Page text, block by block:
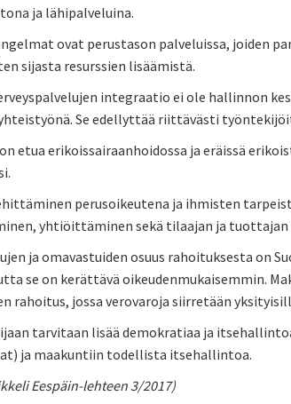
ja lähipalveluina.
ovat perustason palveluissa, joiden
sijasta resurssien lisäämistä.
integraatio ei ole hallinnon
Se edellyttää riittävästi
etua erikoissairaanhoidossa ja eräissä
perusoikeutena ja ihmisten
yhtiöittäminen sekä tilaajan ja
ja omavastuiden osuus rahoituksesta on
se on kerättävä oikeudenmukaisemmin.
rahoitus, jossa verovaroja siirretään
tarvitaan lisää demokratiaa ja
ja maakuntiin todellista itsehallintoa.
Eespäin-lehteen 3/2017)